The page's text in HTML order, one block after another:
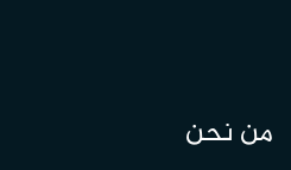
من نحن